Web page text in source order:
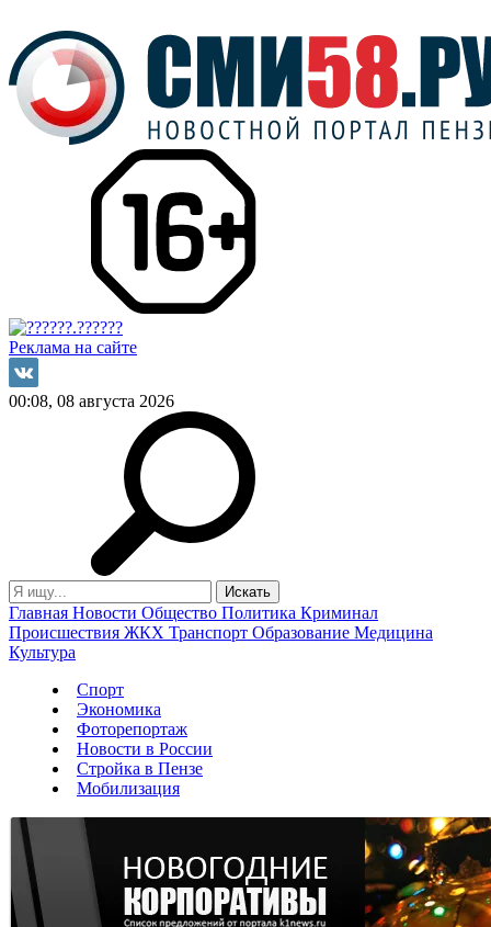
Реклама на сайте
00:08, 08 августа 2026
Главная Новости Общество Политика Криминал
Происшествия ЖКХ Транспорт Образование Медицина
Культура
Спорт
Экономика
Фоторепортаж
Новости в России
Стройка в Пензе
Мобилизация